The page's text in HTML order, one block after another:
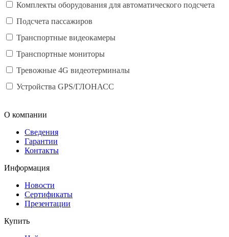
Комплекты оборудования для автоматического подсчета
Подсчета пассажиров
Транспортные видеокамеры
Транспортные мониторы
Тревожные 4G видеотерминалы
Устройства GPS/ГЛОНАСС
О компании
Сведения
Гарантии
Контакты
Информация
Новости
Сертификаты
Презентации
Купить